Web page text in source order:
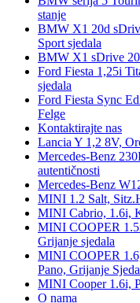
stanje
BMW X1 20d
Sport sjedala
BMW X1 sDrive
Ford Fiesta 1,25i
sjedala
Ford Fiesta Sync
Felge
Kontaktirajte nas
Lancia Y 1,2 8V,
Mercedes-Benz
autentičnosti
Mercedes-Benz
MINI 1.2 Salt,
MINI Cabrio, 1.6i,
MINI COOPER
Grijanje sjedala
MINI COOPER
Pano, Grijanje
MINI Cooper 1.6i,
O nama